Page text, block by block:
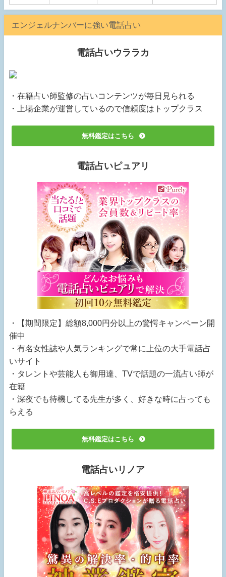
エンジェルナンバーに強い電話占い
電話占いウララカ
・在籍占い師監修の占いコンテンツが毎日見られる
・上場企業が運営しているので信頼度はトップクラス
無料鑑定はこちら
電話占いピュアリ
・【期間限定】総額8,000円分以上の驚愕キャンペーン開
催中
・有名女性誌や人気ランキングで常に上位の大手電話占
いサイト
・タレントや芸能人も御用達、TVで話題の一流占い師が
在籍
・深夜でも待機してる先生が多く、好きな時に占っても
らえる
無料鑑定はこちら
電話占いリノア